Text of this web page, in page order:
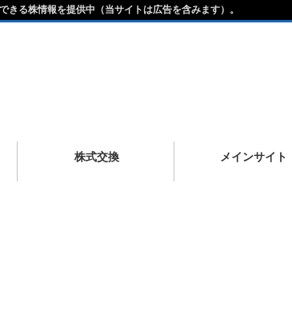
株式交換 メインサイト
る株情報を提供中（当サイトは広告を含みます）。